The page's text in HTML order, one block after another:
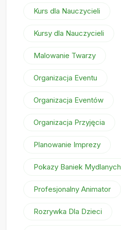
Kurs dla Nauczycieli
Kursy dla Nauczycieli
Malowanie Twarzy
Organizacja Eventu
Organizacja Eventów
Organizacja Przyjęcia
Planowanie Imprezy
Pokazy Baniek Mydlanych
Profesjonalny Animator
Rozrywka Dla Dzieci